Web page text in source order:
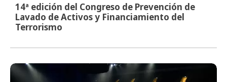
14ª edición del Congreso de Prevención de
Lavado de Activos y Financiamiento del
Terrorismo